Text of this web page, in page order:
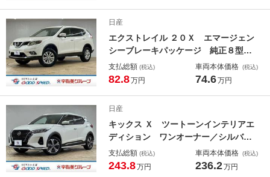
日産
エクストレイル ２０Ｘ エマージェン
シーブレーキパッケージ 純正８型ナ
ビ／バックカメラ／４ＷＤ／カプロン
シート／シートヒーター／クリアラン
／フォグライト／アイドリングストッ
プ／ＬＥＤヘッド
支払総額 (税込)
82.8万円
車両本体価格 (税込)
74.6万円
日産
キックス Ｘ ツートーンインテリアエ
ディション ワンオーナー／シルバー
スタイルパッケージ／全周囲カメラ／
デジタルインナーミラー／純正９型ナ
支払総額 (税込)
243.8万円
車両本体価格 (税込)
236.2万円